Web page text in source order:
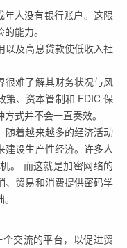
人没有银行账户。这限
能力。
以及高息贷款使低收入社
很难了解其财务状况与风
策、资本管制和 FDIC 保
式并不会一直奏效。
随着越来越多的经济活动
建设生产性经济。许多人
。 而这就是加密网络的
、贸易和消费提供密码学
交流的平台，以促进贸